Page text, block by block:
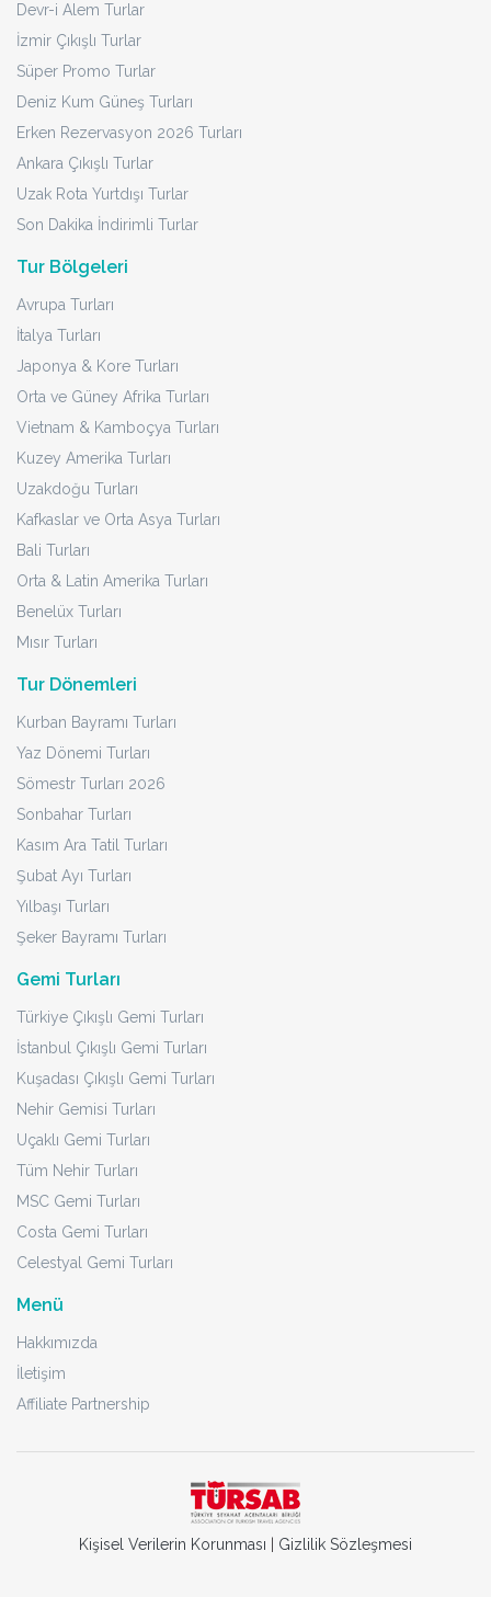
Devr-i Alem Turlar
İzmir Çıkışlı Turlar
Süper Promo Turlar
Deniz Kum Güneş Turları
Erken Rezervasyon 2026 Turları
Ankara Çıkışlı Turlar
Uzak Rota Yurtdışı Turlar
Son Dakika İndirimli Turlar
Tur Bölgeleri
Avrupa Turları
İtalya Turları
Japonya & Kore Turları
Orta ve Güney Afrika Turları
Vietnam & Kamboçya Turları
Kuzey Amerika Turları
Uzakdoğu Turları
Kafkaslar ve Orta Asya Turları
Bali Turları
Orta & Latin Amerika Turları
Benelüx Turları
Mısır Turları
Tur Dönemleri
Kurban Bayramı Turları
Yaz Dönemi Turları
Sömestr Turları 2026
Sonbahar Turları
Kasım Ara Tatil Turları
Şubat Ayı Turları
Yılbaşı Turları
Şeker Bayramı Turları
Gemi Turları
Türkiye Çıkışlı Gemi Turları
İstanbul Çıkışlı Gemi Turları
Kuşadası Çıkışlı Gemi Turları
Nehir Gemisi Turları
Uçaklı Gemi Turları
Tüm Nehir Turları
MSC Gemi Turları
Costa Gemi Turları
Celestyal Gemi Turları
Menü
Hakkımızda
İletişim
Affiliate Partnership
Kişisel Verilerin Korunması Gizlilik Sözleşmesi